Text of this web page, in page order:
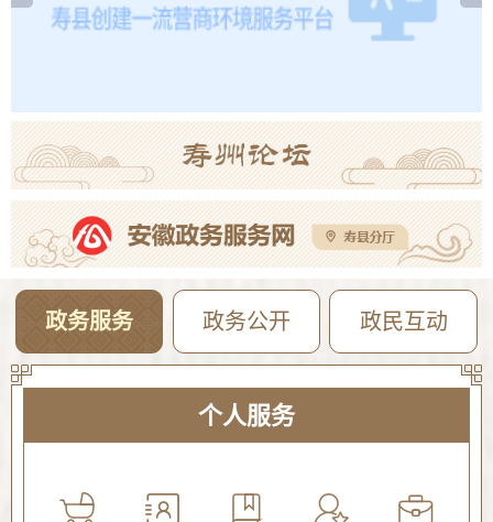
寿县防汛抗旱指挥部关于启动防汛防台风四级应急响应的通知 08-08
政务服务 政务公开 政民互动
个人服务